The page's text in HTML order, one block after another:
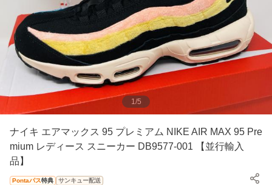
1/5
ナイキ エアマックス 95 プレミアム NIKE AIR MAX 95 Pre
mium レディース スニーカー DB9577-001 【並行輸入
品】
Pontaパス特典 サンキュー配送